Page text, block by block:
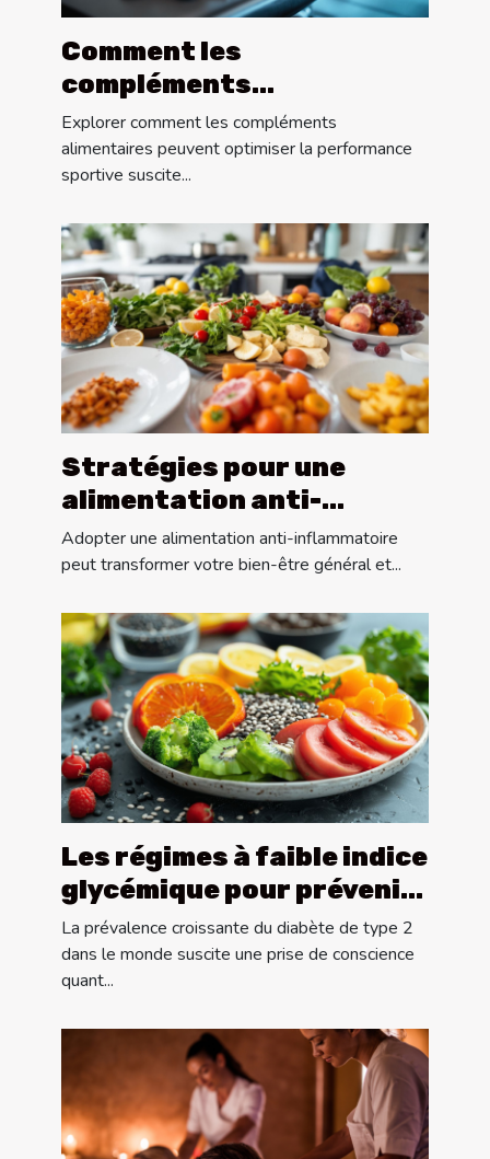
Comment les
compléments
alimentaires améliorent-
ils la performance
sportive ?
Explorer comment les compléments
alimentaires peuvent optimiser la performance
sportive suscite...
Stratégies pour une
alimentation anti-
inflammatoire : Quoi
inclure dans votre régime
Adopter une alimentation anti-inflammatoire
peut transformer votre bien-être général et...
Les régimes à faible indice
glycémique pour prévenir
le diabète de type 2
La prévalence croissante du diabète de type 2
dans le monde suscite une prise de conscience
quant...